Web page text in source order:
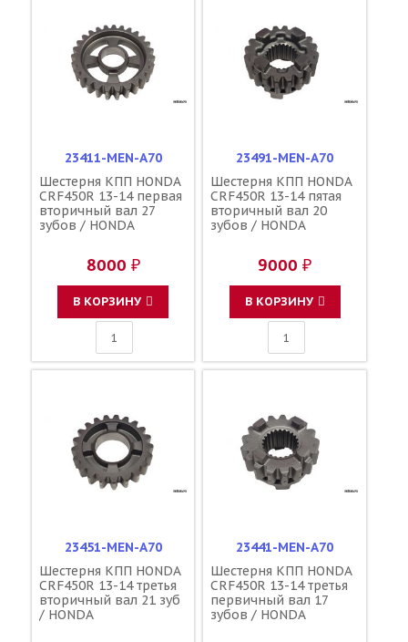
23411-MEN-A70
Шестерня КПП HONDA
CRF450R 13-14 первая
вторичный вал 27
зубов / HONDA
8000 ₽
В КОРЗИНУ
23491-MEN-A70
Шестерня КПП HONDA
CRF450R 13-14 пятая
вторичный вал 20
зубов / HONDA
9000 ₽
В КОРЗИНУ
23451-MEN-A70
Шестерня КПП HONDA
CRF450R 13-14 третья
вторичный вал 21 зуб
/ HONDA
23441-MEN-A70
Шестерня КПП HONDA
CRF450R 13-14 третья
первичный вал 17
зубов / HONDA